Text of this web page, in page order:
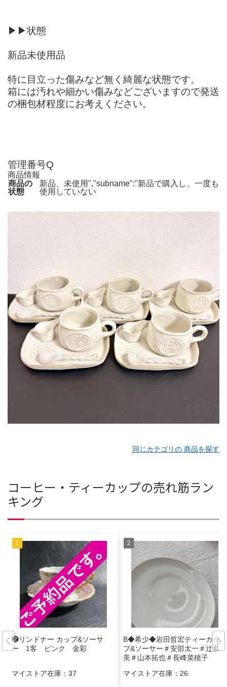
▶︎▶︎状態
新品未使用品
特に目立った傷みなど無く綺麗な状態です。
箱には汚れや細かい傷みなどございますので発送
の梱包材程度にお考えください。
管理番号Q
商品情報
商品の
状態
新品、未使用","subname":"新品で購入し、一度も
使用していない
同じカテゴリの 商品を探す
コーヒー・ティーカップの売れ筋ラン
キング
❷リンドナー カップ&ソーサ
ー 1客 ピンク 金彩
マイストア在庫： 37
B◆希少◆岩田哲宏ティーカッ
プ&ソーサー＃安部太一＃辻和
美＃山本拓也＃長峰菜穂子
マイストア在庫： 26